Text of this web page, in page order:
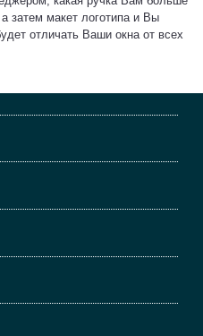
затем макет логотипа и Вы
отличать Ваши окна от всех